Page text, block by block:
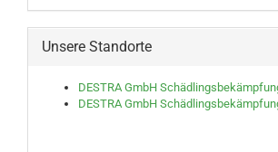
Unsere Standorte
DESTRA GmbH
DESTRA GmbH